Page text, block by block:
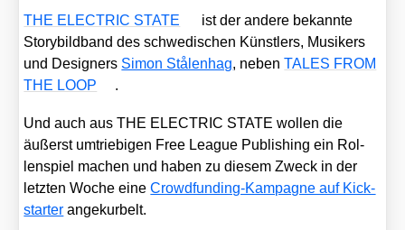
THE ELECTRIC STATE
ist der ande­re bekann­te
Sto­ry­bild­band des schwe­di­schen Künst­lers, Musi­kers
und Desi­gners Simon Stå­len­hag, nebenTALES FROM
THE LOOP
.
Und auch aus THE ELECTRIC STATE wol­len die
äußerst umtrie­bi­gen Free League Publi­shing ein Rol­
len­spiel machen und haben zu die­sem Zweck in der
letz­ten Woche eineCrowd­fun­ding-Kam­pa­gne auf Kick­
star­ter ange­kur­belt.